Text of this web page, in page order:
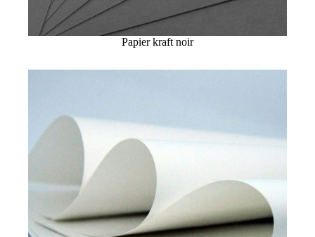
Papier kraft noir